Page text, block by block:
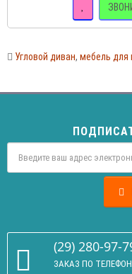
Угловой диван, мебель для
(29) 280-97-
ЗАКАЗ ПО